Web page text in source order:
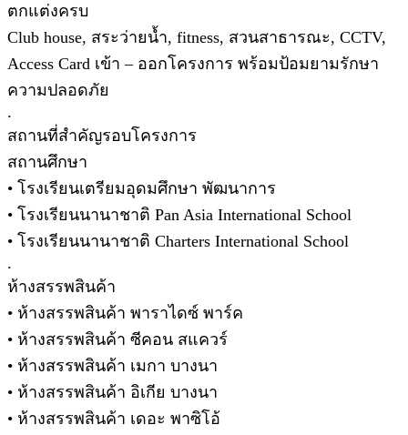
ตกแต่งครบ
Club house, สระว่ายน้ำ, fitness, สวนสาธารณะ, CCTV,
Access Card เข้า – ออกโครงการ พร้อมป้อมยามรักษา
ความปลอดภัย
.
สถานที่สำคัญรอบโครงการ
สถานศึกษา
• โรงเรียนเตรียมอุดมศึกษา พัฒนาการ
• โรงเรียนนานาชาติ Pan Asia International School
• โรงเรียนนานาชาติ Charters International School
.
ห้างสรรพสินค้า
• ห้างสรรพสินค้า พาราไดซ์ พาร์ค
• ห้างสรรพสินค้า ซีคอน สแควร์
• ห้างสรรพสินค้า เมกา บางนา
• ห้างสรรพสินค้า อิเกีย บางนา
• ห้างสรรพสินค้า เดอะ พาซิโอ้